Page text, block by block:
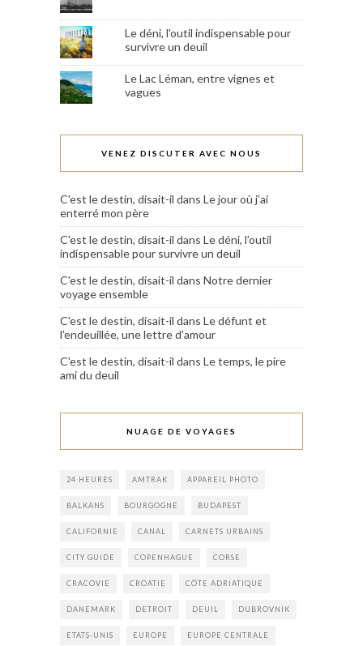
Le déni, l'outil indispensable pour
survivre un deuil
Le Lac Léman, entre vignes et
vagues
VENEZ DISCUTER AVEC NOUS
C'est le destin, disait-il dans Le jour où j’ai
enterré mon père
C'est le destin, disait-il dans Le déni, l’outil
indispensable pour survivre un deuil
C'est le destin, disait-il dans Notre dernier
voyage ensemble
C'est le destin, disait-il dans Le défunt et
l’endeuillée, une lettre d’amour
C'est le destin, disait-il dans Le temps, le pire
ami du deuil
NUAGE DE VOYAGES
24 HEURES AMTRAK APPAREIL PHOTO
BALKANS BOURGOGNE BUDAPEST
CALIFORNIE CANAL CARNETS URBAINS
CITY GUIDE COPENHAGUE CORSE
CRACOVIE CROATIE CÔTE ADRIATIQUE
DANEMARK DETROIT DEUIL DUBROVNIK
ETATS-UNIS EUROPE EUROPE CENTRALE